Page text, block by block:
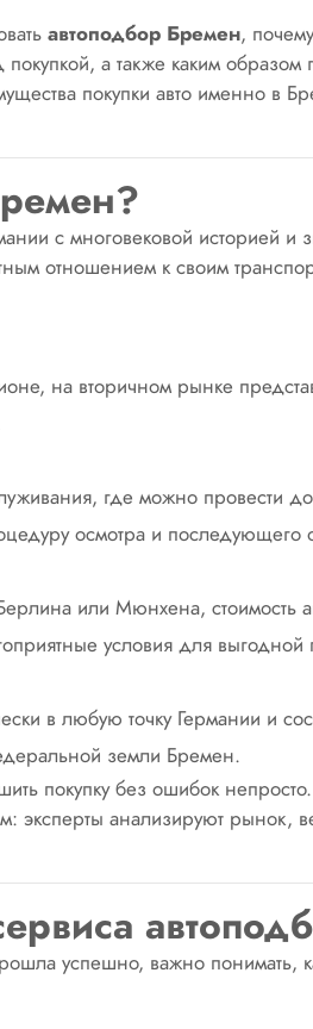
автоподбор Бремен,
покупкой, а также каким
покупки авто именно в
с многовековой историей и
отношением к своим
на вторичном рынке
где можно провести
осмотра и последующего
или Мюнхена, стоимость
условия для выгодной
в любую точку Германии и
земли Бремен.
покупку без ошибок
эксперты анализируют рынок,
успешно, важно понимать,